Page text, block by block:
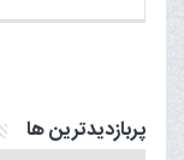
پربازدیدترین ها